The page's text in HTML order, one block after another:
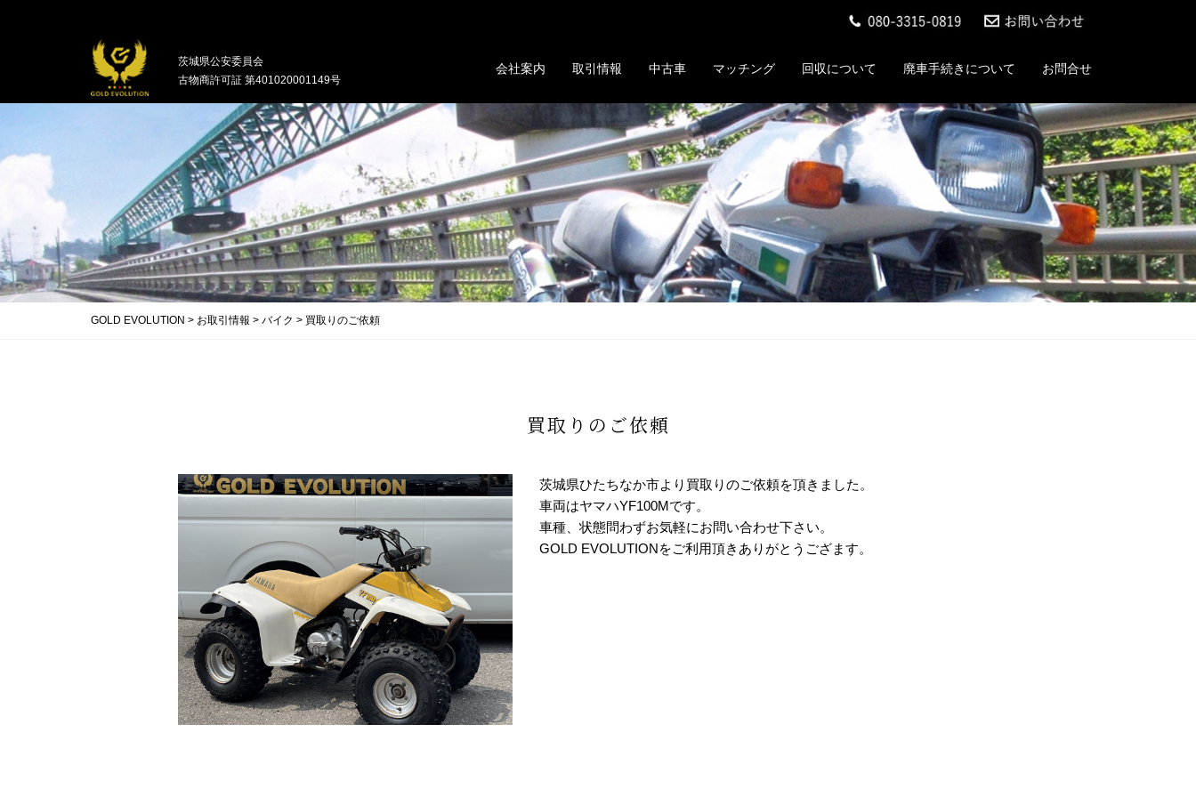
茨城県公安委員会
古物商許可証 第401020001149号
会社案内 取引情報 中古車 マッチング 回収について 廃車手続きについて お問合せ
GOLD EVOLUTION > お取引情報 > バイク > 買取りのご依頼
買取りのご依頼
茨城県ひたちなか市より買取りのご依頼を頂きました。
車両はヤマハYF100Mです。
車種、状態問わずお気軽にお問い合わせ下さい。
GOLD EVOLUTIONをご利用頂きありがとうござます。